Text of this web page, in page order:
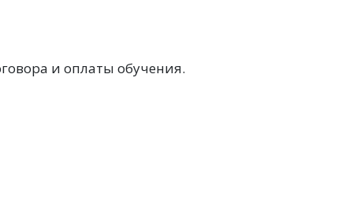
и оплаты обучения.